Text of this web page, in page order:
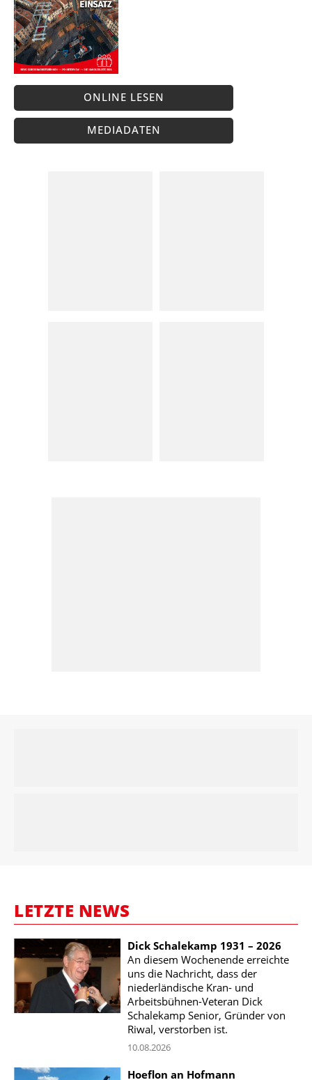
ONLINE LESEN
MEDIADATEN
LETZTE NEWS
Dick Schalekamp 1931 – 2026
An diesem Wochenende erreichte
uns die Nachricht, dass der
niederländische Kran- und
Arbeitsbühnen-Veteran Dick
Schalekamp Senior, Gründer von
Riwal, verstorben ist.
10.08.2026
Hoeflon an Hofmann